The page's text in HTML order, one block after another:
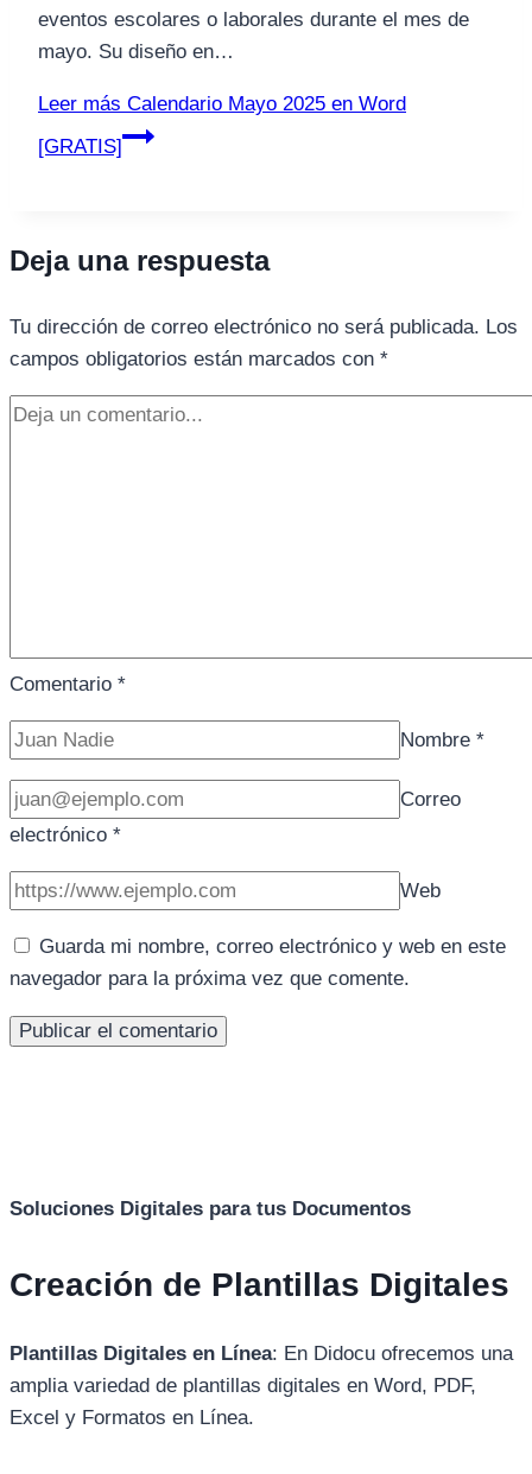
eventos escolares o laborales durante el mes de
mayo. Su diseño en…
Leer más Calendario Mayo 2025 en Word
[GRATIS]
Deja una respuesta
Tu dirección de correo electrónico no será publicada. Los
campos obligatorios están marcados con *
Comentario *
Nombre *
Correo
electrónico *
Web
Guarda mi nombre, correo electrónico y web en este
navegador para la próxima vez que comente.
Soluciones Digitales para tus Documentos
Creación de Plantillas Digitales
Plantillas Digitales en Línea: En Didocu ofrecemos una
amplia variedad de plantillas digitales en Word, PDF,
Excel y Formatos en Línea.